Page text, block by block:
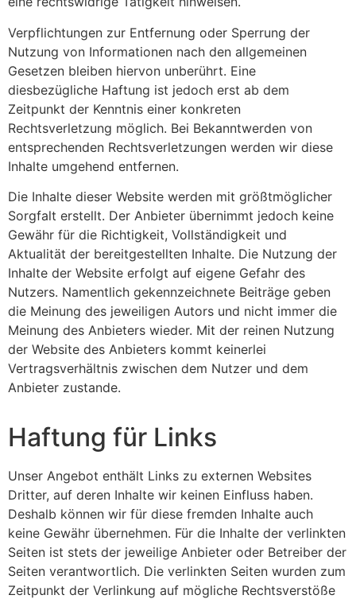
Verpflichtungen zur Entfernung oder Sperrung der
Nutzung von Informationen nach den allgemeinen
Gesetzen bleiben hiervon unberührt. Eine
diesbezügliche Haftung ist jedoch erst ab dem
Zeitpunkt der Kenntnis einer konkreten
Rechtsverletzung möglich. Bei Bekanntwerden von
entsprechenden Rechtsverletzungen werden wir diese
Inhalte umgehend entfernen.
Die Inhalte dieser Website werden mit größtmöglicher
Sorgfalt erstellt. Der Anbieter übernimmt jedoch keine
Gewähr für die Richtigkeit, Vollständigkeit und
Aktualität der bereitgestellten Inhalte. Die Nutzung der
Inhalte der Website erfolgt auf eigene Gefahr des
Nutzers. Namentlich gekennzeichnete Beiträge geben
die Meinung des jeweiligen Autors und nicht immer die
Meinung des Anbieters wieder. Mit der reinen Nutzung
der Website des Anbieters kommt keinerlei
Vertragsverhältnis zwischen dem Nutzer und dem
Anbieter zustande.
Haftung für Links
Unser Angebot enthält Links zu externen Websites
Dritter, auf deren Inhalte wir keinen Einfluss haben.
Deshalb können wir für diese fremden Inhalte auch
keine Gewähr übernehmen. Für die Inhalte der verlinkten
Seiten ist stets der jeweilige Anbieter oder Betreiber der
Seiten verantwortlich. Die verlinkten Seiten wurden zum
Zeitpunkt der Verlinkung auf mögliche Rechtsverstöße